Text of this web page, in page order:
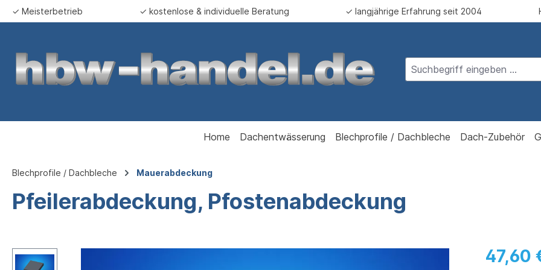
Zur Hauptnavigation springen
✓ Meisterbetrieb ✓ kostenlose & individuelle Beratung ✓ langjährige Erfahrung seit 2004
Home Dachentwässerung Blechprofile / Dachbleche Dach-Zubehör
Blechprofile / Dachbleche Mauerabdeckung
Pfeilerabdeckung, Pfostenabdeckung
Bildergalerie überspringen 47,60